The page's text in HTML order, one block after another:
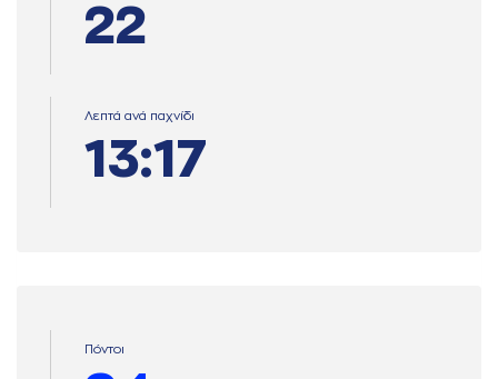
22
Λεπτά ανά παχνίδι
13:17
Πόντοι